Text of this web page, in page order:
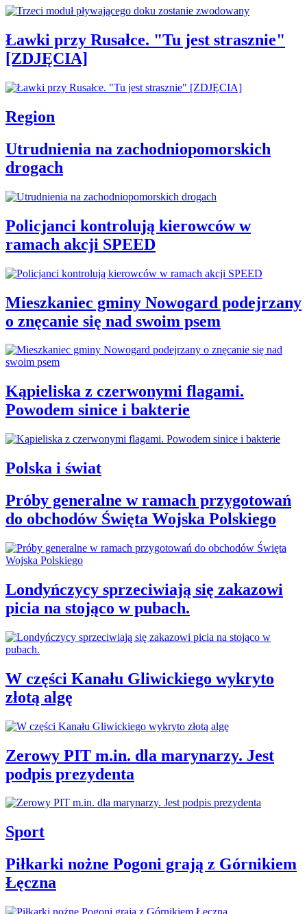
Ławki przy Rusałce. "Tu jest strasznie"
[ZDJĘCIA]
Region
Utrudnienia na zachodniopomorskich
drogach
Policjanci kontrolują kierowców w
ramach akcji SPEED
Mieszkaniec gminy Nowogard podejrzany
o znęcanie się nad swoim psem
Kąpieliska z czerwonymi flagami.
Powodem sinice i bakterie
Polska i świat
Próby generalne w ramach przygotowań
do obchodów Święta Wojska Polskiego
Londyńczycy sprzeciwiają się zakazowi
picia na stojąco w pubach.
W części Kanału Gliwickiego wykryto
złotą algę
Zerowy PIT m.in. dla marynarzy. Jest
podpis prezydenta
Sport
Piłkarki nożne Pogoni grają z Górnikiem
Łęczna